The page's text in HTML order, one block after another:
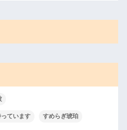
ています すめらぎ琥珀